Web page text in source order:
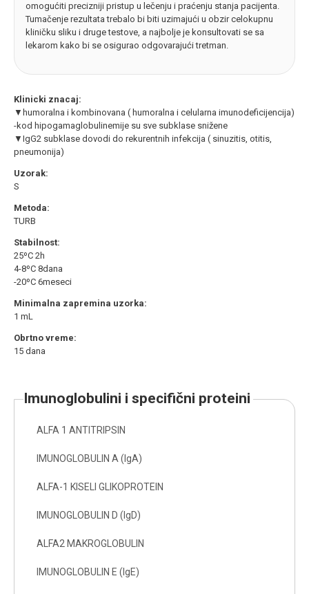
omogućiti precizniji pristup u lečenju i praćenju stanja pacijenta.
Tumačenje rezultata trebalo bi biti uzimajući u obzir celokupnu
kliničku sliku i druge testove, a najbolje je konsultovati se sa
lekarom kako bi se osigurao odgovarajući tretman.
Klinicki znacaj:
▼humoralna i kombinovana ( humoralna i celularna imunodeficijencija)
-kod hipogamaglobulinemije su sve subklase snižene
▼IgG2 subklase dovodi do rekurentnih infekcija ( sinuzitis, otitis,
pneumonija)
Uzorak:
S
Metoda:
TURB
Stabilnost:
25ºC 2h
4-8ºC 8dana
-20ºC 6meseci
Minimalna zapremina uzorka:
1 mL
Obrtno vreme:
15 dana
imunoglobulini i specifični proteini
ALFA 1 ANTITRIPSIN
IMUNOGLOBULIN A (IgA)
ALFA-1 KISELI GLIKOPROTEIN
IMUNOGLOBULIN D (IgD)
ALFA2 MAKROGLOBULIN
IMUNOGLOBULIN E (IgE)